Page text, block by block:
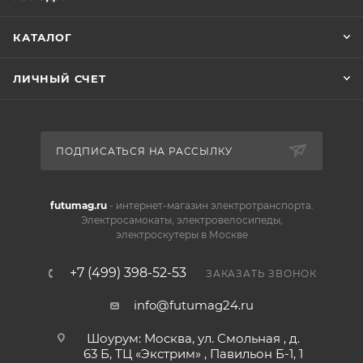
КАТАЛОГ
ЛИЧНЫЙ СЧЕТ
ПОДПИСАТЬСЯ НА РАССЫЛКУ
futumag.ru- интернет-магазин электротранспорта.
Электросамокаты, электровелосипеды,
электроскутеры в Москве
+7 (499) 398-52-53 ЗАКАЗАТЬ ЗВОНОК
info@futumag24.ru
Шоурум: Москва, ул. Смольная , д.
63 Б, ТЦ «Экстрим» , Павильон Б-1, 1